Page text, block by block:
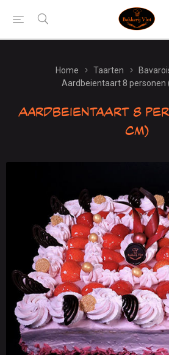
Home Taarten
Aardbeientaart 8 personen
Aardbeientaart 8
cm)